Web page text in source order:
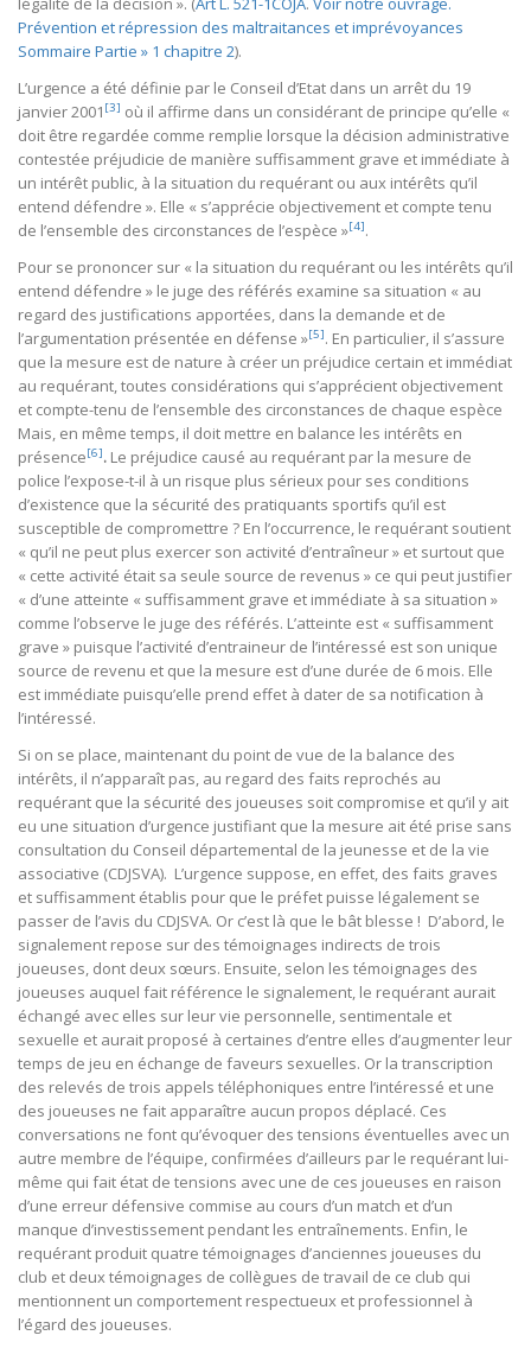
Prévention et répression des maltraitances et imprévoyances
Sommaire Partie » 1 chapitre 2).
L’urgence a été définie par le Conseil d’Etat dans un arrêt du 19
janvier 2001 [3] où il affirme dans un considérant de principe qu’elle «
doit être regardée comme remplie lorsque la décision administrative
contestée préjudicie de manière suffisamment grave et immédiate à
un intérêt public, à la situation du requérant ou aux intérêts qu’il
entend défendre ». Elle « s’apprécie objectivement et compte tenu
de l’ensemble des circonstances de l’espèce »[4].
Pour se prononcer sur « la situation du requérant ou les intérêts qu’il
entend défendre » le juge des référés examine sa situation « au
regard des justifications apportées, dans la demande et de
l’argumentation présentée en défense »[5]. En particulier, il s’assure
que la mesure est de nature à créer un préjudice certain et immédiat
au requérant, toutes considérations qui s’apprécient objectivement
et compte-tenu de l’ensemble des circonstances de chaque espèce
Mais, en même temps, il doit mettre en balance les intérêts en
présence[6]. Le préjudice causé au requérant par la mesure de
police l’expose-t-il à un risque plus sérieux pour ses conditions
d’existence que la sécurité des pratiquants sportifs qu’il est
susceptible de compromettre ? En l’occurrence, le requérant soutient
« qu’il ne peut plus exercer son activité d’entraîneur » et surtout que
« cette activité était sa seule source de revenus » ce qui peut justifier
« d’une atteinte « suffisamment grave et immédiate à sa situation »
comme l’observe le juge des référés. L’atteinte est « suffisamment
grave » puisque l’activité d’entraineur de l’intéressé est son unique
source de revenu et que la mesure est d’une durée de 6 mois. Elle
est immédiate puisqu’elle prend effet à dater de sa notification à
l’intéressé.
Si on se place, maintenant du point de vue de la balance des
intérêts, il n’apparaît pas, au regard des faits reprochés au
requérant que la sécurité des joueuses soit compromise et qu’il y ait
eu une situation d’urgence justifiant que la mesure ait été prise sans
consultation du Conseil départemental de la jeunesse et de la vie
associative (CDJSVA). L’urgence suppose, en effet, des faits graves
et suffisamment établis pour que le préfet puisse légalement se
passer de l’avis du CDJSVA. Or c’est là que le bât blesse ! D’abord, le
signalement repose sur des témoignages indirects de trois
joueuses, dont deux sœurs. Ensuite, selon les témoignages des
joueuses auquel fait référence le signalement, le requérant aurait
échangé avec elles sur leur vie personnelle, sentimentale et
sexuelle et aurait proposé à certaines d’entre elles d’augmenter leur
temps de jeu en échange de faveurs sexuelles. Or la transcription
des relevés de trois appels téléphoniques entre l’intéressé et une
des joueuses ne fait apparaître aucun propos déplacé. Ces
conversations ne font qu’évoquer des tensions éventuelles avec un
autre membre de l’équipe, confirmées d’ailleurs par le requérant lui-
même qui fait état de tensions avec une de ces joueuses en raison
d’une erreur défensive commise au cours d’un match et d’un
manque d’investissement pendant les entraînements. Enfin, le
requérant produit quatre témoignages d’anciennes joueuses du
club et deux témoignages de collègues de travail de ce club qui
mentionnent un comportement respectueux et professionnel à
l’égard des joueuses.